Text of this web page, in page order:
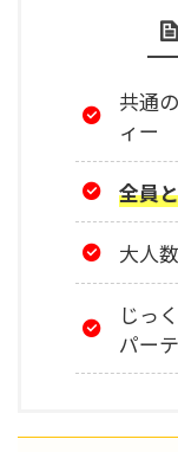
共通
ィー
全員
大人
じっ
パー